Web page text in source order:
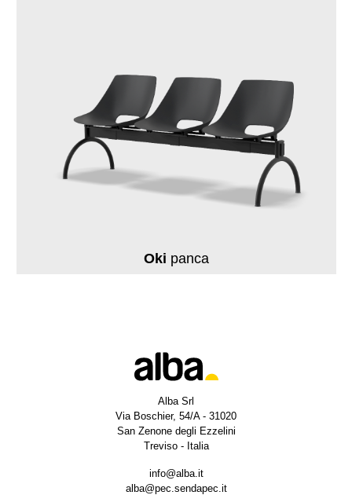
Oki panca
Alba Srl
Via Boschier, 54/A - 31020
San Zenone degli Ezzelini
Treviso - Italia
info@alba.it
alba@pec.sendapec.it